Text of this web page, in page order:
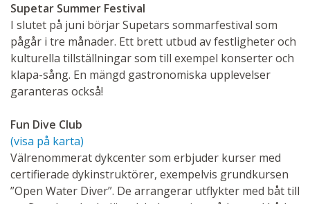
Supetar Summer Festival
I slutet på juni börjar Supetars sommarfestival som
pågår i tre månader. Ett brett utbud av festligheter och
kulturella tillställningar som till exempel konserter och
klapa-sång. En mängd gastronomiska upplevelser
garanteras också!
Fun Dive Club
(visa på karta)
Välrenommerat dykcenter som erbjuder kurser med
certifierade dykinstruktörer, exempelvis grundkursen
”Open Water Diver”. De arrangerar utflykter med båt till